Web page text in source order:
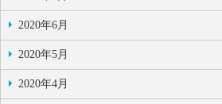
2020年6月
2020年5月
2020年4月